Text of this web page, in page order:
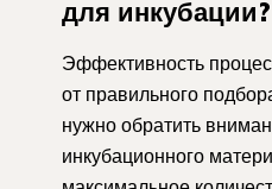
для инкубации?
Эффективность
от правильного
нужно обратить
инкубационного